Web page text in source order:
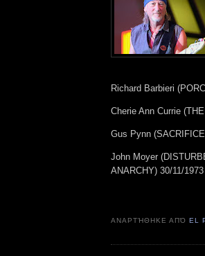
Richard Barbieri
Cherie Ann Currie
Gus Pynn
John Moyer
ANARCHY) 30/11/1973
ΑΝΑΡΤΉΘΗΚΕ ΑΠΌEL